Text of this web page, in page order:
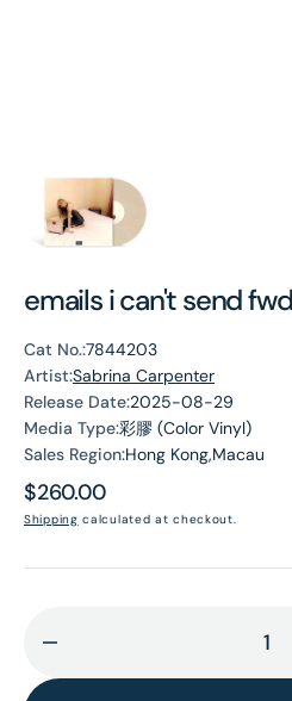
emails i can't send
Cat No.:7844203
Artist:Sabrina Carpenter
Release Date:2025-08-29
Media Type:彩膠 (Color Vinyl)
Sales Region:Hong Kong,Macau
Regular
price
$260.00
Shipping calculated at checkout.
quantity